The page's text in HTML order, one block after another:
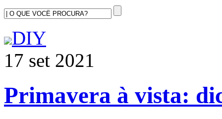
DIY
17 set 2021
Primavera à vista: